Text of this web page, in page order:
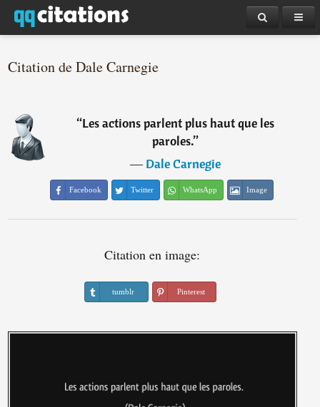
Citation de Dale Carnegie
“Les actions parlent plus haut que les
paroles.”
―Dale Carnegie
Facebook Twitter WhatsApp Image
Citation en image:
tumblr Pinterest